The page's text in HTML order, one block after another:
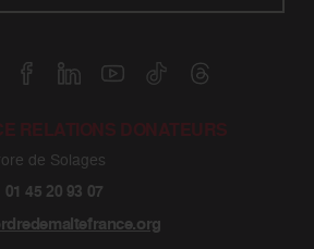
RELATIONS DONATEURS
de Solages
01 45 20 93 07